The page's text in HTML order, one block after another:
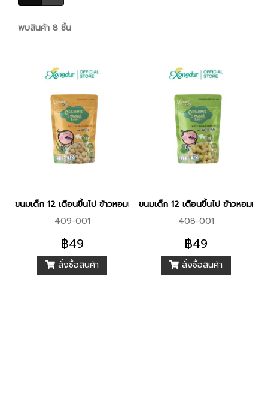
พบสินค้า 8 ชิ้น
ขนมเด็ก 12 เดือนขึ้นไป ข้าวหอมมะลิออร์แกนิคอบกรอบ ผสมสาหร่าย (
409-001
฿49
สั่งซื้อสินค้า
ขนมเด็ก 12 เดือนขึ้นไป ข้าวหอมม
408-001
฿49
สั่งซื้อสินค้า